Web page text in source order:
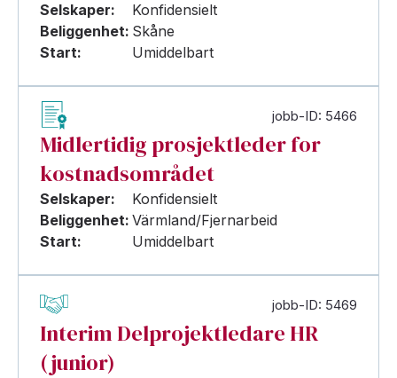
Selskaper:
Konfidensielt
Beliggenhet: Skåne
Start:
Umiddelbart
jobb-ID: 5466
Midlertidig prosjektleder for
kostnadsområdet
Selskaper:
Konfidensielt
Beliggenhet: Värmland/Fjernarbeid
Start:
Umiddelbart
jobb-ID: 5469
Interim Delprojektledare HR
(junior)